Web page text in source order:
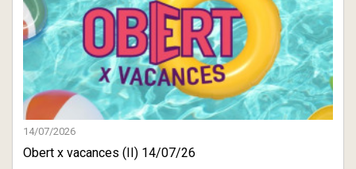
14/07/2026
Obert x vacances (II) 14/07/26